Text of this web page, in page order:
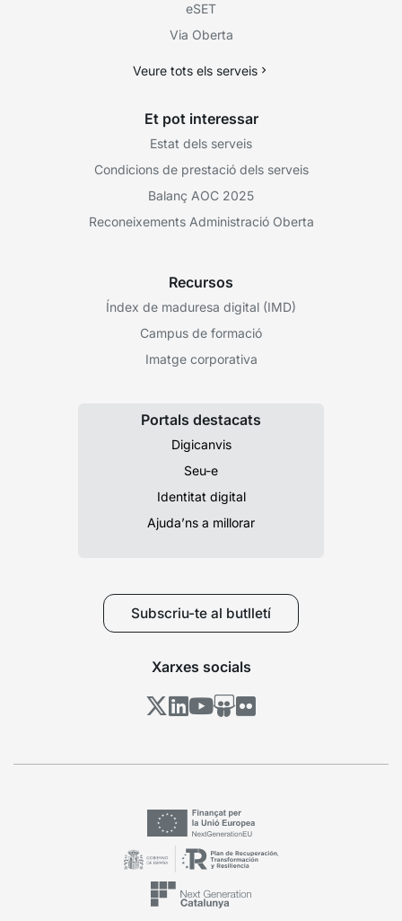
eSET
Via Oberta
Veure tots els serveis
Et pot interessar
Estat dels serveis
Condicions de prestació dels serveis
Balanç AOC 2025
Reconeixements Administració Oberta
Recursos
Índex de maduresa digital (IMD)
Campus de formació
Imatge corporativa
Portals destacats
Digicanvis
Seu-e
Identitat digital
Ajuda’ns a millorar
Subscriu-te al butlletí
Xarxes socials